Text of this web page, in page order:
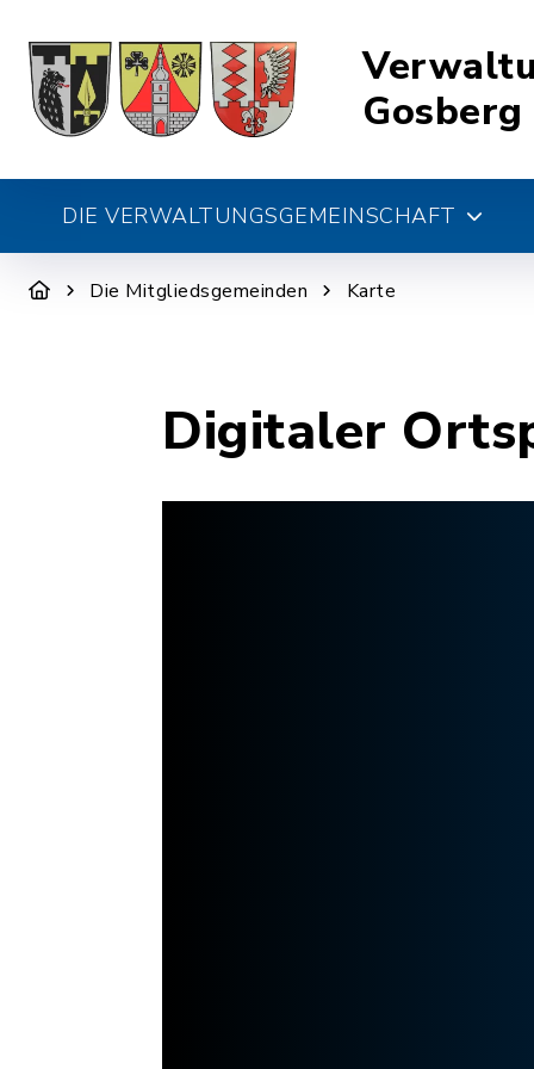
Gosberg
DIE VERWALTUNGSGEMEINSCHAFT
Die Mitgliedsgemeinden Karte
Digitaler